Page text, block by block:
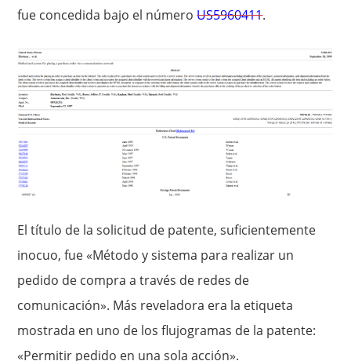
fue concedida bajo el númeroUS5960411.
El título de la solicitud de patente, suficientemente
inocuo, fue «Método y sistema para realizar un
pedido de compra a través de redes de
comunicación». Más reveladora era la etiqueta
mostrada en uno de los flujogramas de la patente:
«Permitir pedido en una sola acción».